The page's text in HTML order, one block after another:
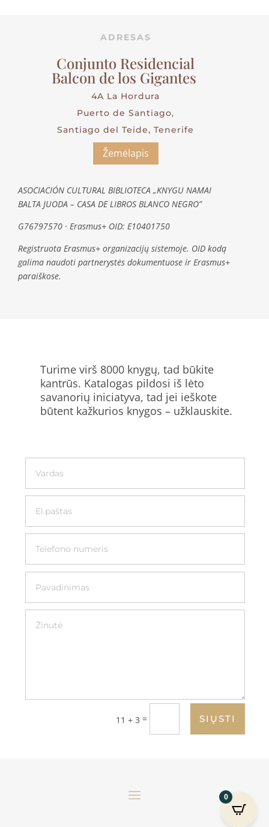
ADRESAS
Conjunto Residencial
Balcon de los Gigantes
4A La Hordura
Puerto de Santiago,
Santiago del Teide, Tenerife
Žemėlapis
ASOCIACIÓN CULTURAL BIBLIOTECA „KNYGU NAMAI
BALTA JUODA – CASA DE LIBROS BLANCO NEGRO”
G76797570 · Erasmus+ OID: E10401750
Registruota Erasmus+ organizacijų sistemoje. OID kodą
galima naudoti partnerystės dokumentuose ir Erasmus+
paraiškose.
Turime virš 8000 knygų, tad būkite
kantrūs. Katalogas pildosi iš lėto
savanorių iniciatyva, tad jei ieškote
būtent kažkurios knygos – užklauskite.
11 + 3 = SIŲSTI
0